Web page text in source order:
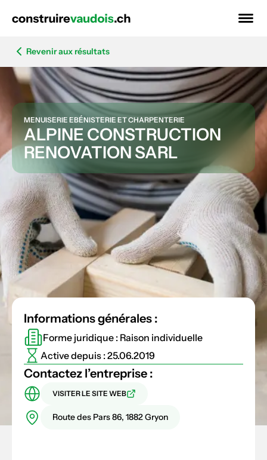
Revenir aux résultats
MENUISERIE EBÉNISTERIE ET CHARPENTERIE
ALPINE CONSTRUCTION
RENOVATION SARL
Informations générales :
Forme juridique : Raison individuelle
Active depuis : 25.06.2019
Contactez l’entreprise :
VISITER LE SITE WEB
Route des Pars 86, 1882 Gryon